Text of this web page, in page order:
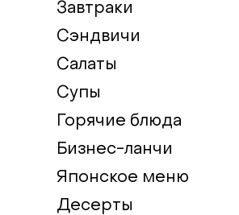
Завтраки
Сэндвичи
Салаты
Супы
Горячие блюда
Бизнес-ланчи
Японское меню
Десерты